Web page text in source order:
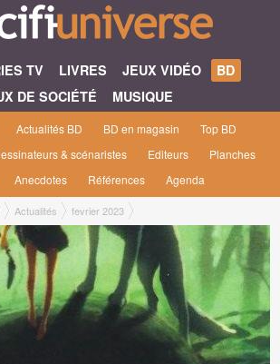
TV LIVRES JEUX VIDÉO
BD
DE SOCIÉTÉ
MUSIQUE
Actualités BD BD en magasin
Top BD
& scénaristes Editeurs
Planches
Anecdotes Références Agenda
Actualités fevrier 2023